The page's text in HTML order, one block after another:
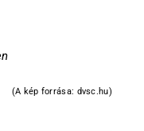
(A kép forrása: dvsc.hu)